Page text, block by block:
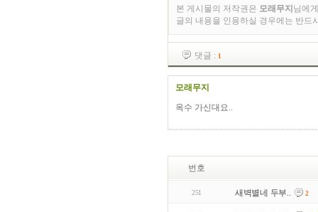
본 게시물의 저작권은 모래무지 님에
글의 내용을 인용하실 경우에는 반드
댓글 : 1
모래무지
옥수 가신대요..
번호
251 새벽별네 두부.. 2